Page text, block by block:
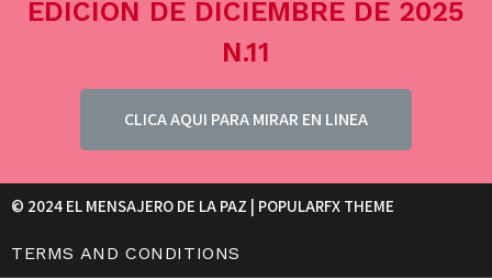
EDICIÓN DE DICIEMBRE DE 2025
N.11
CLICA AQUI PARA MIRAR EN LINEA
© 2024 EL MENSAJERO DE LA PAZ | POPULARFX THEME
TERMS AND CONDITIONS